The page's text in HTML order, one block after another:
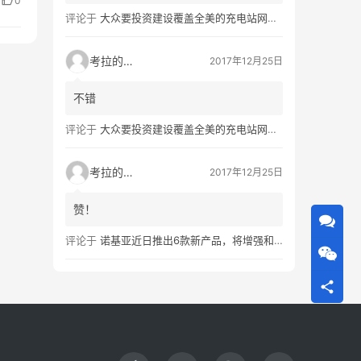
评论于 大众要投资建设覆盖全美的充电站网络，特斯拉也没闲着
考拉的生活 2017年12月25日
不错
评论于 大众要投资建设覆盖全美的充电站网络，特斯拉也没闲着
考拉的生活 2017年12月25日
赞！
评论于 诺基亚近日推出6款新产品，将增强和16家公司合作，VR领域发力明显